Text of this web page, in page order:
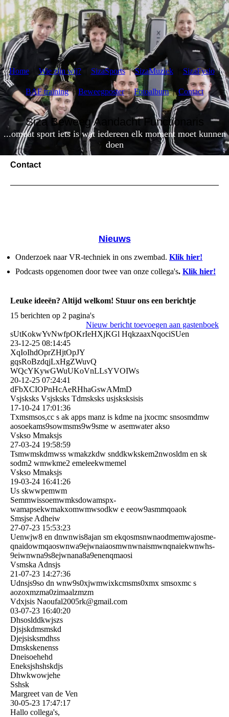
Home Wie zijn wij? SizaSports SizaMuziek SizaFysio
BAF training Beweegposter Fotoalbum Contact
Siza Beweeg Aandacht Functionaris
...omdat sport iets is wat iedereen elk moment moet kunnen
doen
Contact
Nieuws
Onderzoek naar VR-techniek in ons zwembad. Klik hier!
Podcasts opgenomen door twee van onze collega's. Klik hier!
Leuke ideeën? Altijd welkom! Stuur ons een berichtje
15 berichten op 2 pagina's
Nieuw bericht toevoegen aan gastenboek
sUtKokwYvNwfpOKrIeHXjKGl HqkzaaxNqociSUen
23-12-25 08:14:45
XqIoIhdOprZHjtOpJY
gqsRoBzdqjLxHgZWuvQ
WQcYKywGWuUKoVnLLsYVOIWs
20-12-25 07:24:41
dFbXCIOPnHcAeRHhaGswAMm­D
Vsjsksks Vsjsksks Tdmsksks usjsksksisis
17-10-24 17:01:36
Txmsmsos,cc s ak apps manz is kdme na jxocmc snsosmdmw
aosoekams9sowmsms9w9sme w asemwater akso
Vskso Mmaksjs
27-03-24 19:58:59
Tsmwmskdmwss wmakzkdw snddkwkskem2nwosldm en sk
sodm2 wmwkme2 emeleekwmemel
Vskso Mmaksjs
19-03-24 16:41:26
Us skwwpemwm
Semmwissoemwmksdowamspx­
wamapsekwmakxomwmwsodkw e eeow9asmmqoaok
Smsjse Adheiw
27-07-23 15:53:23
Uenwjw8 en dnwnwis8ajan sm ekqosmsnwnaodmemwajosme­
qnaidowmqaoswnwa9ejwnaia­osmwnwnaismwnqnaiekwnwhs­
9eiwnwna9s8ejwnana8a9ene­nqmaosi
Vsmska Adnsjs
21-07-23 14:27:36
Udnsjs9so dn wnw9s0xjwmwixkcmsms0xmx smsoxmc s
aozoxmzma0zimaalzmzm
Vdxjsis Naoufal2005rk@gmail.com
03-07-23 16:40:20
Dhsoslddkwjszs
Djsjskdmsmskd
Djejsisksmdhss
Dmskskenenss
Dneisoehehd
Eneksjshshskdjs
Dhwkwowjehe
Sshsk
Margreet van de Ven
30-05-23 17:47:17
Hallo collega's,